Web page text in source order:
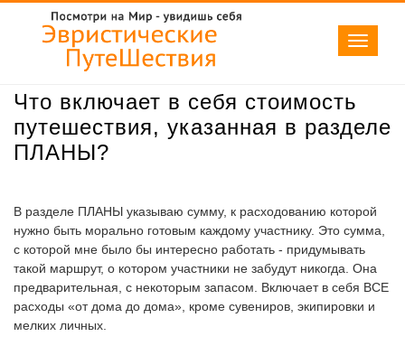
Toggle
Что включает в себя стоимость
путешествия, указанная в разделе
ПЛАНЫ?
В разделе ПЛАНЫ указываю сумму, к расходованию которой
нужно быть морально готовым каждому участнику. Это сумма,
с которой мне было бы интересно работать - придумывать
такой маршрут, о котором участники не забудут никогда. Она
предварительная, с некоторым запасом. Включает в себя ВСЕ
расходы «от дома до дома», кроме сувениров, экипировки и
мелких личных.